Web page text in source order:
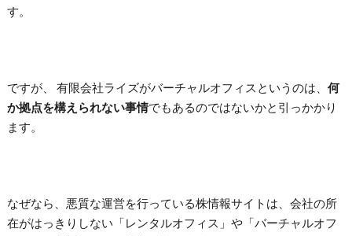
す。
ですが、 有限会社ライズがバーチャルオフィスというのは、 何
か拠点を構えられない事情でもあるのではないかと引っかかり
ます。
なぜなら、悪質な運営を行っている株情報サイトは、会社の所
在がはっきりしない「レンタルオフィス」や「バーチャルオフ